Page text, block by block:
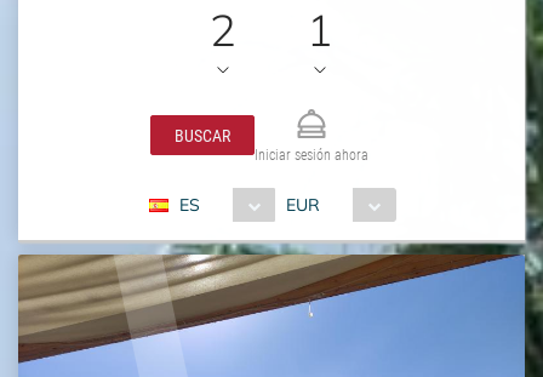
2 1
BUSCAR
Iniciar sesión ahora
ES EUR